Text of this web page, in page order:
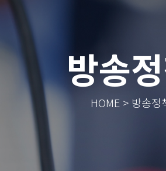
방송
HOME > 방송정